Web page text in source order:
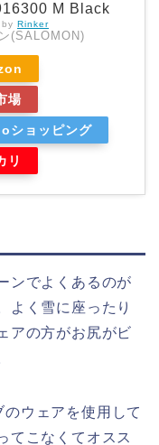
M Black
Rinker
(SALOMON)
場
ショッピング
リ
ンでよくあるのが
よく雪に座ったり
アの方がお尻がビ
ウェアを使用して
てこなくてオスス